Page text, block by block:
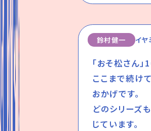
鈴村健一 イヤ
「おそ松さん
ここまで続け
おかげです。
どのシリーズ
じています。